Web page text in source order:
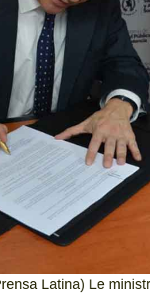
Latina) Le